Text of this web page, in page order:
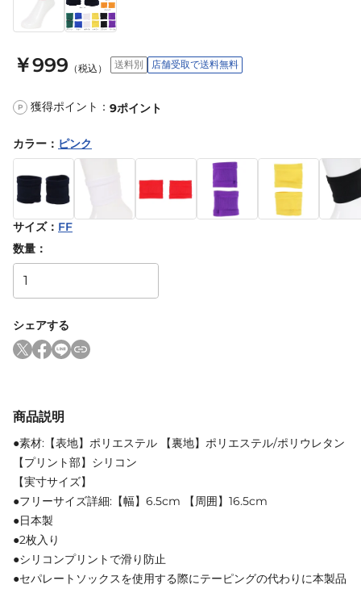
￥999 （税込） 送料別 店舗受取で送料無料
P 獲得ポイント： 9ポイント
カラー ： ピンク
サイズ： FF
数量：
シェアする
商品説明
●素材:【表地】ポリエステル 【裏地】ポリエステル/ポリウレタン
【プリント部】シリコン
【実寸サイズ】
●フリーサイズ詳細:【幅】6.5cm 【周囲】16.5cm
●日本製
●2枚入り
●シリコンプリントで滑り防止
●セパレートソックスを使用する際にテーピングの代わりに本製品